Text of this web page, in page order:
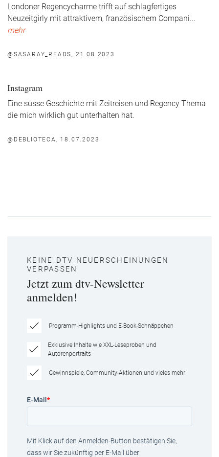
Londoner Regencycharme trifft auf schlagfertiges
Neuzeitgirly mit attraktivem, französischem Compani...
mehr
@SASARAY_READS, 21.08.2023
Instagram
Eine süsse Geschichte mit Zeitreisen und Regency Thema
die mich wirklich gut unterhalten hat.
@DEBLIOTECA, 18.07.2023
KEINE DTV NEUERSCHEINUNGEN
VERPASSEN
Jetzt zum dtv-Newsletter
anmelden!
Programm-Highlights und E-Book-Schnäppchen
Exklusive Inhalte wie XXL-Leseproben und
Autorenportraits
Gewinnspiele, Community-Aktionen und vieles mehr
E-Mail *
Mit Klick auf den Anmelden-Button bestätigen Sie,
dass wir Sie zukünftig per E-Mail über